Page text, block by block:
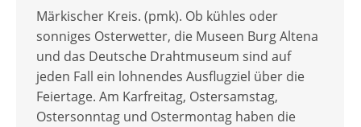
Märkischer Kreis. (pmk). Ob kühles oder
sonniges Osterwetter, die Museen Burg Altena
und das Deutsche Drahtmuseum sind auf
jeden Fall ein lohnendes Ausflugziel über die
Feiertage. Am Karfreitag, Ostersamstag,
Ostersonntag und Ostermontag haben die